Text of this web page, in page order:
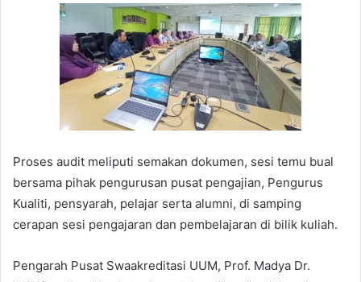
Proses audit meliputi semakan dokumen, sesi temu bual
bersama pihak pengurusan pusat pengajian, Pengurus
Kualiti, pensyarah, pelajar serta alumni, di samping
cerapan sesi pengajaran dan pembelajaran di bilik kuliah.
Pengarah Pusat Swaakreditasi UUM, Prof. Madya Dr.